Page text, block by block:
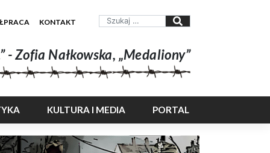
KONTAKT
Zofia Nałkowska, „Medaliony”
KULTURA I MEDIA PORTAL